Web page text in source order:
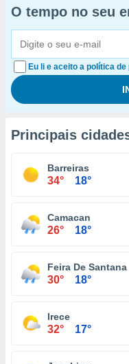
O tempo no seu
Eu li e aceito a política
Principais
Barreiras
34° 18°
Camacan
26° 18°
Feira De Santana
30° 18°
Irece
32° 17°